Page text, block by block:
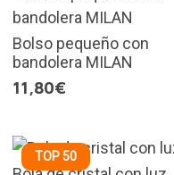
Bolso pequeño con
bandolera MILAN
11,80€
TOP 50